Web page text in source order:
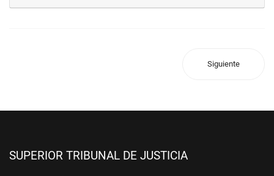
Siguiente
SUPERIOR TRIBUNAL DE JUSTICIA